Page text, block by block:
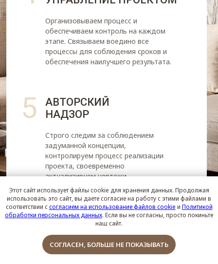
Этот сайт использует файлы cookie для хранения данных. Продолжая
использовать это сайт, вы даете согласие на работу с этими файлами в
соответствии ссогласием на использование файлов cookie и Политикой
обработки персональных данных. Если вы не согласны, просто покиньте
наш сайт.
СОГЛАСЕН, БОЛЬШЕ НЕ ПОКАЗЫВАТЬ
5
6
Организовываем процесс и
обеспечиваем контроль на каждом
этапе. Связываем воедино все
процессы для соблюдения сроков и
обеспечения наилучшего результата.
АВТОРСКИЙ
НАДЗОР
Строго следим за соблюдением
задуманной концепции,
контролируем процесс реализации
проекта, своевременно
актуализируем чертежи.
СОГЛАСОВАНИЯ
Согласуем с УК инженерные проекты,
Обсудить проект